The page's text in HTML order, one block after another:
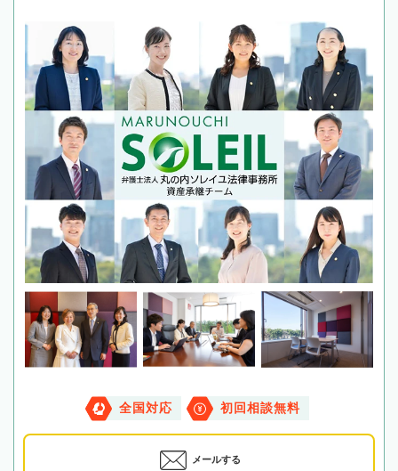
全国対応 初回相談無料
メールする